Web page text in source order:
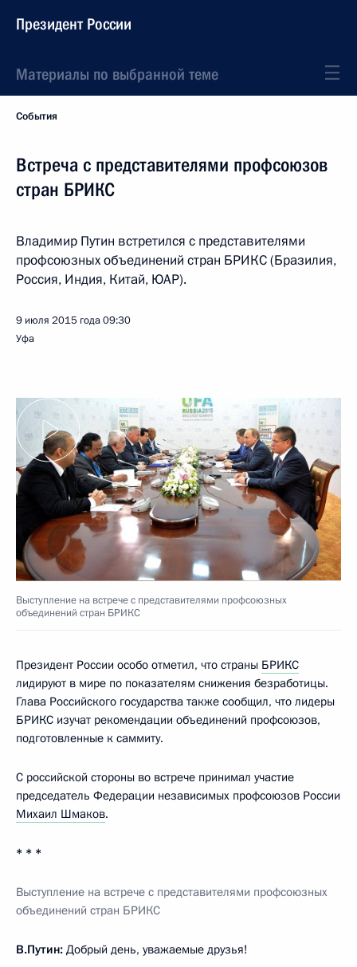
Президент России
Материалы по выбранной теме
События
Встреча с представителями профсоюзов
стран БРИКС
Владимир Путин встретился с представителями
профсоюзных объединений стран БРИКС (Бразилия,
Россия, Индия, Китай, ЮАР).
9 июля 2015 года09:30
Уфа
Выступление на встрече с представителями профсоюзных
объединений стран БРИКС
Президент России особо отметил, что страны БРИКС
лидируют в мире по показателям снижения безработицы.
Глава Российского государства также сообщил, что лидеры
БРИКС изучат рекомендации объединений профсоюзов,
подготовленные к саммиту.
С российской стороны во встрече принимал участие
председатель Федерации независимых профсоюзов России
Михаил Шмаков.
* * *
Выступление на встрече с представителями профсоюзных
объединений стран БРИКС
В.Путин: Добрый день, уважаемые друзья!